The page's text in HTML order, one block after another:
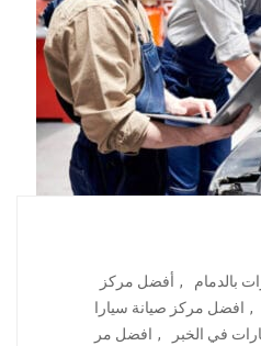
بالدمام
, أفضل مركز
, افضل مركز صيانة سيارا
في الخبر , افضل مر